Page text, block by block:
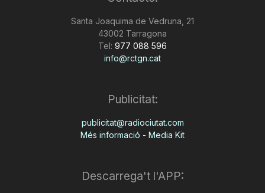
Santa Joaquima de Vedruna, 21
43002 Tarragona
Tel: 977 088 596
info@rctgn.cat
Publicitat:
publicitat@radiociutat.com
Més informació - Media Kit
Descarrega't l'APP: